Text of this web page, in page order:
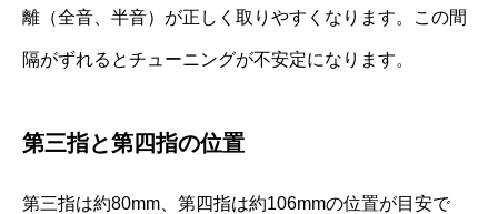
離（全音、半音）が正しく取りやすくなります。この間
隔がずれるとチューニングが不安定になります。
第三指と第四指の位置
第三指は約80mm、第四指は約106mmの位置が目安で